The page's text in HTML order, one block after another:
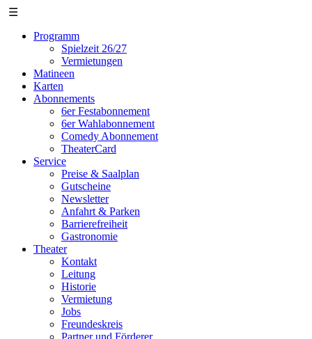
☰
Programm
Spielzeit 26/27
Vermietungen
Matineen
Karten
Abonnements
6er Festabonnement
6er Wahlabonnement
Comedy Abonnement
TheaterCard
Service
Preise & Saalplan
Gutscheine
Newsletter
Anfahrt & Parken
Barrierefreiheit
Gastronomie
Theater
Kontakt
Leitung
Historie
Vermietung
Jobs
Freundeskreis
Partner und Förderer